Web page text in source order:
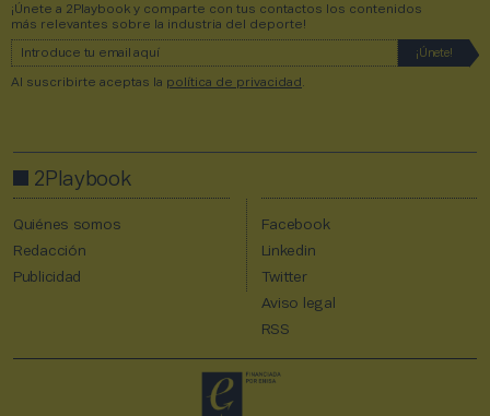
¡Únete a 2Playbook y comparte con tus contactos los contenidos
más relevantes sobre la industria del deporte!
Al suscribirte aceptas la política de privacidad .
2Playbook
Quiénes somos
Redacción
Publicidad
Facebook
Linkedin
Twitter
Aviso legal
RSS